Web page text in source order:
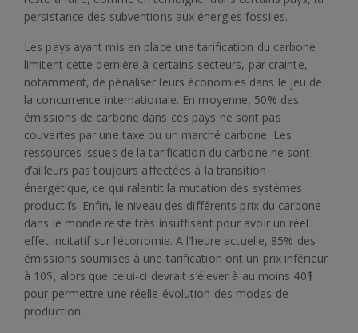
persistance des subventions aux énergies fossiles.
Les pays ayant mis en place une tarification du carbone
limitent cette dernière à certains secteurs, par crainte,
notamment, de pénaliser leurs économies dans le jeu de
la concurrence internationale. En moyenne, 50% des
émissions de carbone dans ces pays ne sont pas
couvertes par une taxe ou un marché carbone. Les
ressources issues de la tarification du carbone ne sont
d’ailleurs pas toujours affectées à la transition
énergétique, ce qui ralentit la mutation des systèmes
productifs. Enfin, le niveau des différents prix du carbone
dans le monde reste très insuffisant pour avoir un réel
effet incitatif sur l’économie. A l’heure actuelle, 85% des
émissions soumises à une tarification ont un prix inférieur
à 10$, alors que celui-ci devrait s’élever à au moins 40$
pour permettre une réelle évolution des modes de
production.